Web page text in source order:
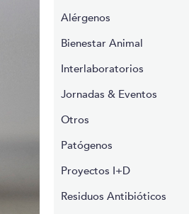
Alérgenos
Bienestar Animal
Interlaboratorios
Jornadas & Eventos
Otros
Patógenos
Proyectos I+D
Residuos Antibióticos